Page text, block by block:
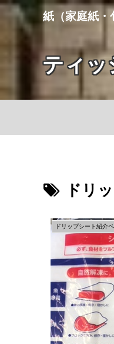
紙（家庭紙・
ティッ
ドリ
ドリップシート紹介